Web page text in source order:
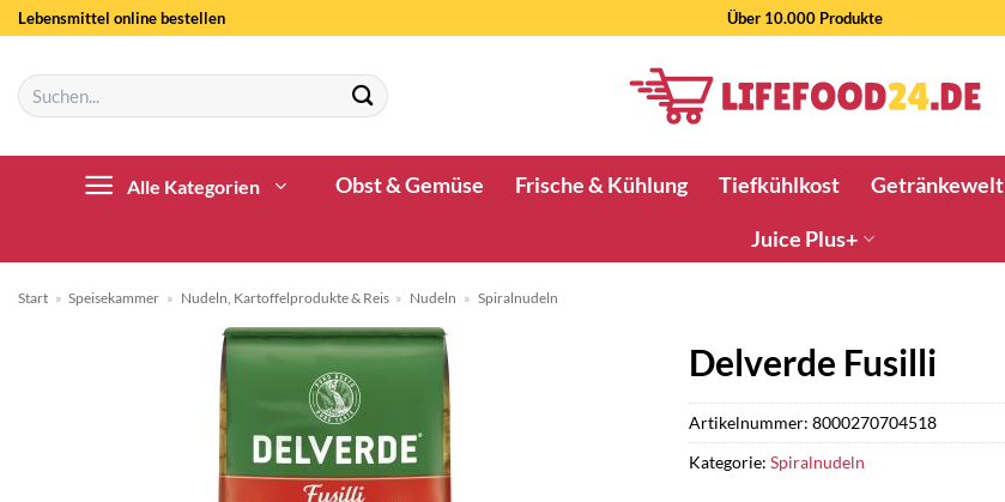
Zum
springen
Lebensmittel online bestellen Über 10.000 Produkte
Suchen
nach:
Alle Kategorien Obst & Gemüse Frische & Kühlung Tiefkühlkost Getränkewelt
Juice Plus+
Start » Speisekammer » Nudeln, Kartoffelprodukte & Reis » Nudeln » Spiralnudeln
Delverde Fusilli
Artikelnummer: 8000270704518
Kategorie: Spiralnudeln